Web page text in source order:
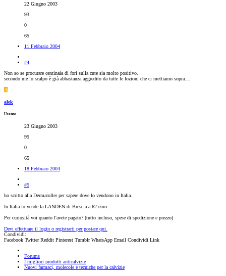
22 Giugno 2003
93
0
65
11 Febbraio 2004
#4
Non so se procurare centinaia di fori sulla cute sia molto positivo.
secondo me lo scalpo è già abbastanza aggredito da tutte le lozioni che ci mettiamo sopra....
A
alek
Utente
23 Giugno 2003
95
0
65
18 Febbraio 2004
#5
ho scritto alla Dermaroller per sapere dove lo vendono in Italia.
In Italia lo vende la LANDEN di Brescia a 62 euro.
Per curiosità voi quanto l'avete pagato? (tutto incluso, spese di spedizione e prezzo)
Devi effettuare il login o registrarti per postare qui.
Condividi:
Facebook Twitter Reddit Pinterest Tumblr WhatsApp Email Condividi Link
Forums
I migliori prodotti anticalvizie
Nuovi farmaci, molecole e tecniche per la calvizie